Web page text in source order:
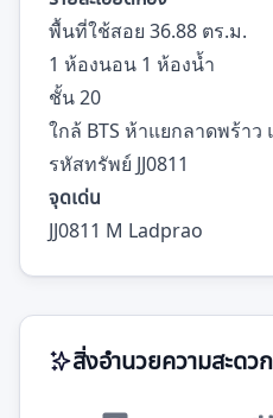
พื้นที่ใช้สอย 36.88 ตร.ม.
1 ห้องนอน 1 ห้องน้ำ
ชั้น 20
ใกล้ BTS ห้าแยกลาดพร้า
รหัสทรัพย์ JJ0811
จุดเด่น
JJ0811 M Ladprao
สิ่งอำนวยความสะดวก